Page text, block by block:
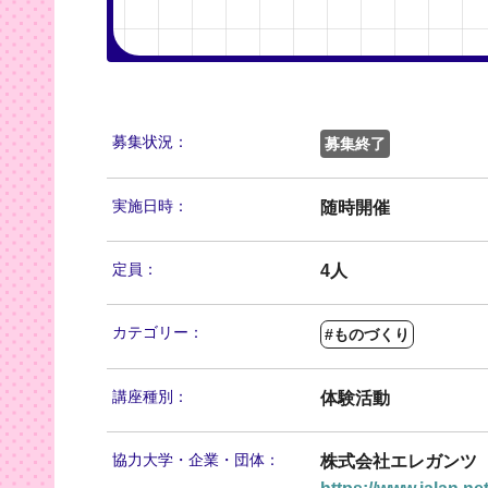
募集状況： 募集終了
実施日時： 随時開催
定員： 4人
カテゴリー： #ものづくり
講座種別： 体験活動
協力大学・ 企業・団体：
株式会社エレガンツ